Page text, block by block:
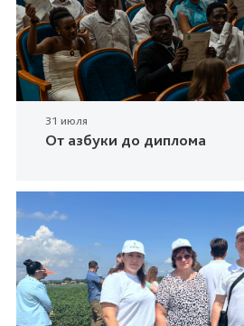
31 июля
От азбуки до диплома